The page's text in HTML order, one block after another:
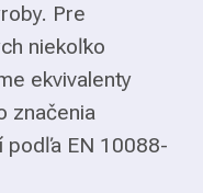
Pre
niekoľko
ekvivalenty
značenia
podľa EN 10088-